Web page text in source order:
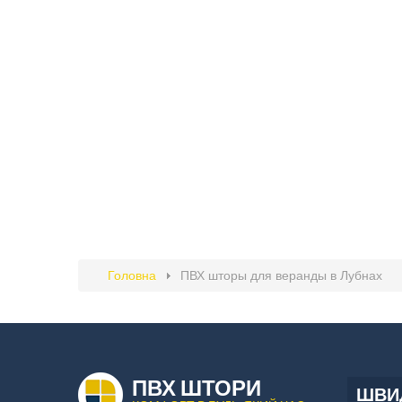
Головна ПВХ шторы для веранды в Лубнах
ПВХ ШТОРИ